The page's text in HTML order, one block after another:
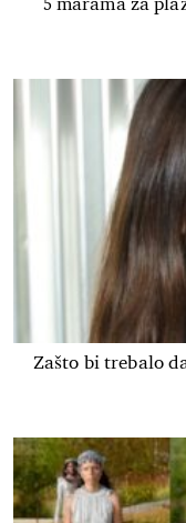
Zašto bi trebalo